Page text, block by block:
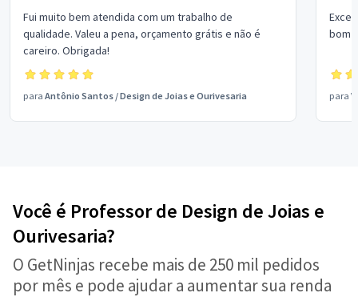
Fui muito bem atendida com um trabalho de
qualidade. Valeu a pena, orçamento grátis e não é
careiro. Obrigada!
para Antônio Santos /Design de Joias e Ourivesaria
bom
para
Você é Professor de Design de Joias e
Ourivesaria?
O GetNinjas recebe mais de 250 mil pedidos
por mês e pode ajudar a aumentar sua renda